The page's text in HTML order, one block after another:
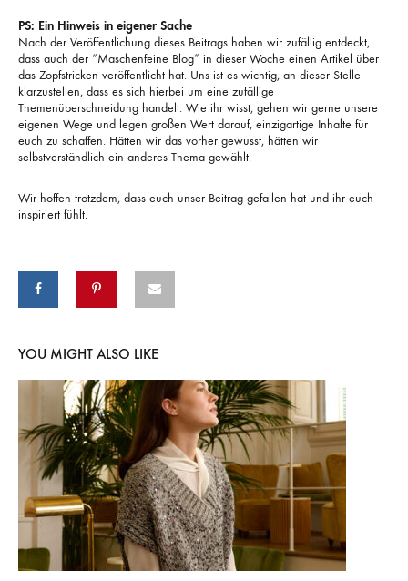
PS: Ein Hinweis in eigener Sache
Nach der Veröffentlichung dieses Beitrags haben wir zufällig entdeckt,
dass auch der “Maschenfeine Blog” in dieser Woche einen Artikel über
das Zopfstricken veröffentlicht hat. Uns ist es wichtig, an dieser Stelle
klarzustellen, dass es sich hierbei um eine zufällige
Themenüberschneidung handelt. Wie ihr wisst, gehen wir gerne unsere
eigenen Wege und legen großen Wert darauf, einzigartige Inhalte für
euch zu schaffen. Hätten wir das vorher gewusst, hätten wir
selbstverständlich ein anderes Thema gewählt.
Wir hoffen trotzdem, dass euch unser Beitrag gefallen hat und ihr euch
inspiriert fühlt.
YOU MIGHT ALSO LIKE